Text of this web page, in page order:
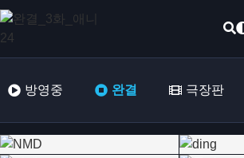
방영중 완결 극장판